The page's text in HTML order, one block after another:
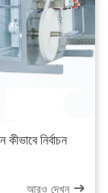
নির্বাচন
আরও দেখুন